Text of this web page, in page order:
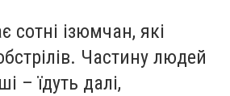
сотні ізюмчан, які
Частину людей
– їдуть далі,